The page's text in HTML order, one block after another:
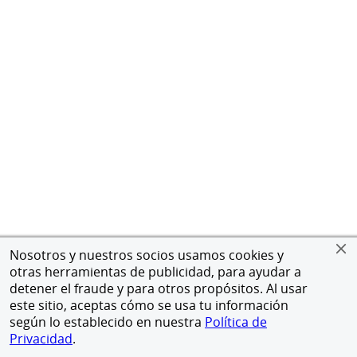
Nosotros y nuestros socios usamos cookies y
otras herramientas de publicidad, para ayudar a
detener el fraude y para otros propósitos. Al usar
este sitio, aceptas cómo se usa tu información
según lo establecido en nuestra Política de
Privacidad.